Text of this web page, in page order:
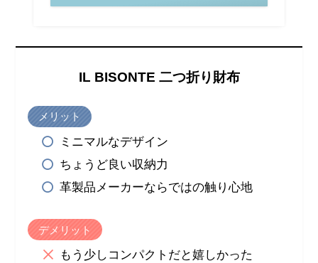
IL BISONTE 二つ折り財布
メリット
ミニマルなデザイン
ちょうど良い収納力
革製品メーカーならではの触り心地
デメリット
もう少しコンパクトだと嬉しかった